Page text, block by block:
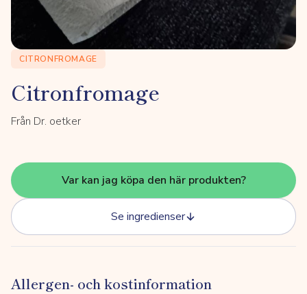
CITRONFROMAGE
Citronfromage
Från Dr. oetker
Var kan jag köpa den här produkten?
Se ingredienser
Allergen- och kostinformation